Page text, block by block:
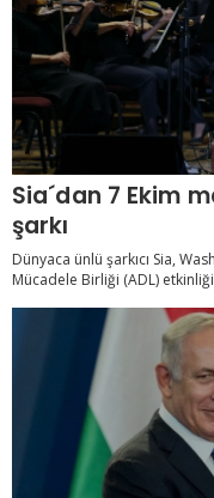
Sia´dan 7 Ekim
şarkı
Dünyaca ünlü şarkıcı Sia,
Mücadele Birliği (ADL)